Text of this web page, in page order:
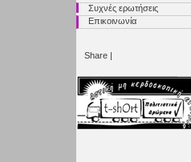
Συχνές ερωτήσεις
Επικοινωνία
Share |